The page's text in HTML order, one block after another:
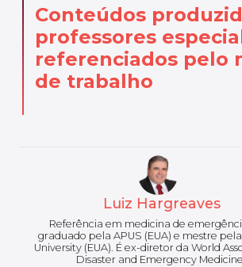
Conteúdos
professores
referenciados pelo
de trabalho
Paulo Renato Lima
Mestre e doutorando em
pela Universidade Estadual de Maringá.
Engenharia Ambiental e Gestão
engenheiro e gestor técnico com 10